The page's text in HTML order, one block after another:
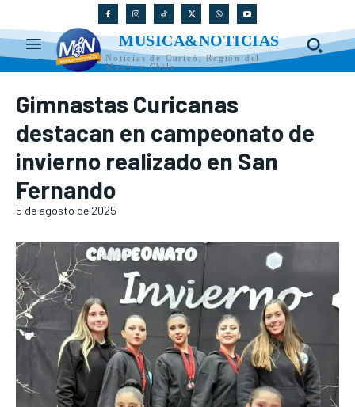
MUSICA&NOTICIAS
Noticias de Curicó, Región del
Maule y Chile
Gimnastas Curicanas
destacan en campeonato de
invierno realizado en San
Fernando
5 de agosto de 2025